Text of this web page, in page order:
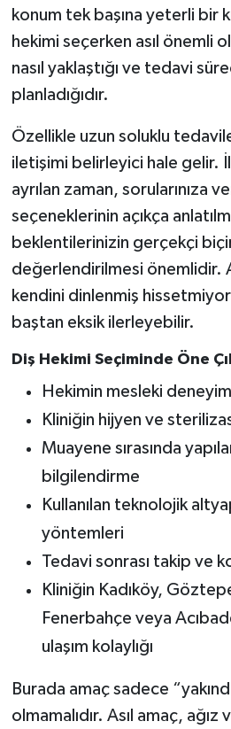
konum tek başına yeterli bir
hekimi seçerken asıl önemli
nasıl yaklaştığı ve tedavi
planladığıdır.
Özellikle uzun soluklu
iletişimi belirleyici hale gelir.
ayrılan zaman, sorularınıza
seçeneklerinin açıkça
beklentilerinizin gerçekçi
değerlendirilmesi önemlidir.
kendini dinlenmiş
baştan eksik ilerleyebilir.
Diş Hekimi Seçiminde Öne
Hekimin mesleki
Kliniğin hijyen ve
Muayene sırasında
bilgilendirme
Kullanılan teknolojik
yöntemleri
Tedavi sonrası takip ve
Kliniğin Kadıköy,
Fenerbahçe veya
ulaşım kolaylığı
Burada amaç sadece
olmamalıdır. Asıl amaç, ağız